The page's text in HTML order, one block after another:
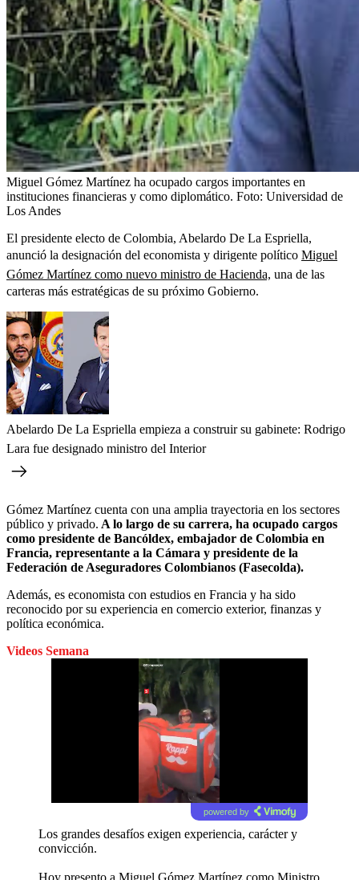
Miguel Gómez Martínez ha ocupado cargos importantes en
instituciones financieras y como diplomático. Foto: Universidad de
Los Andes
El presidente electo de Colombia, Abelardo De La Espriella,
anunció la designación del economista y dirigente político Miguel
Gómez Martínez como nuevo ministro de Hacienda, una de las
carteras más estratégicas de su próximo Gobierno.
Abelardo De La Espriella empieza a construir su gabinete: Rodrigo
Lara fue designado ministro del Interior
Gómez Martínez cuenta con una amplia trayectoria en los sectores
público y privado. A lo largo de su carrera, ha ocupado cargos
como presidente de Bancóldex, embajador de Colombia en
Francia, representante a la Cámara y presidente de la
Federación de Aseguradores Colombianos (Fasecolda).
Además, es economista con estudios en Francia y ha sido
reconocido por su experiencia en comercio exterior, finanzas y
política económica.
Videos Semana
powered by
Los grandes desafíos exigen experiencia, carácter y
convicción.